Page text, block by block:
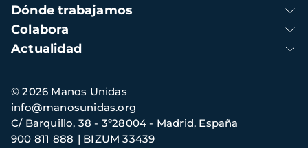
Dónde trabajamos
Colabora
Actualidad
Información
de
contacto
© 2026 Manos Unidas
C/ Barquillo, 38 - 3º28004 - Madrid, España
900 811 888
BIZUM 33439
info@manosunidas.org